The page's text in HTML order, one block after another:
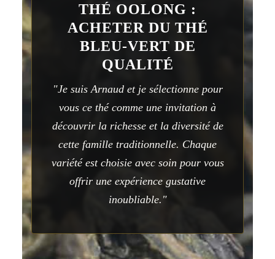
THÉ OOLONG :
ACHETER DU THÉ
BLEU-VERT DE
QUALITÉ
"Je suis Arnaud et je sélectionne pour
vous ce thé comme une invitation à
découvrir la richesse et la diversité de
cette famille traditionnelle. Chaque
variété est choisie avec soin pour vous
offrir une expérience gustative
inoubliable."